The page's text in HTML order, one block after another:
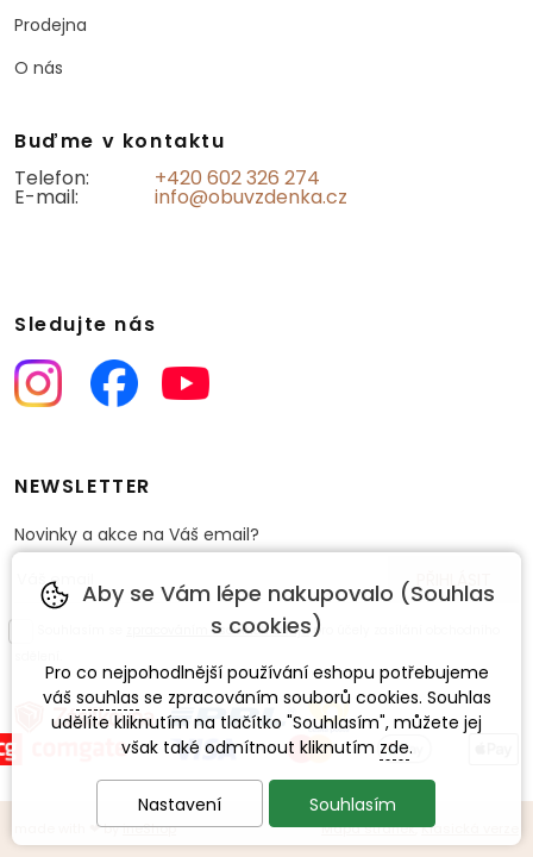
Prodejna
O nás
Buďme v kontaktu
Telefon:
+420 602 326 274
E-mail: info@obuvzdenka.cz
Sledujte nás
NEWSLETTER
Novinky a akce na Váš email?
zpracováním osobních údajůpro účely zasílání obchodního
❤byineShop Mapa stránek,Klasická verze
Aby se Vám lépe nakupovalo (Souhlas
s cookies)
Pro co nejpohodlnější používání eshopu potřebujeme
váš souhlas se zpracováním souborů cookies. Souhlas
udělíte kliknutím na tlačítko "Souhlasím", můžete jej
však také odmítnout kliknutím zde.
Nastavení Souhlasím